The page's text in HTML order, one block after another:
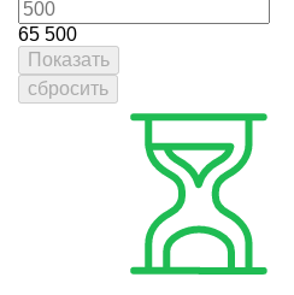
65 500
Показать
сбросить